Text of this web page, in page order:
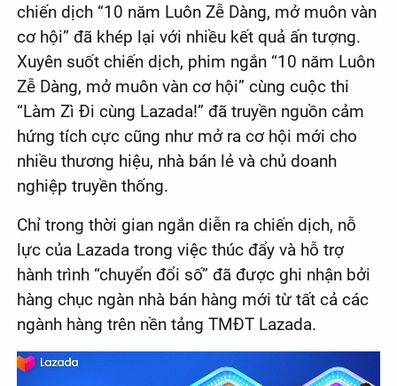
chiến dịch “10 năm Luôn Zễ Dàng, mở muôn vàn
cơ hội” đã khép lại với nhiều kết quả ấn tượng.
Xuyên suốt chiến dịch, phim ngắn “10 năm Luôn
Zễ Dàng, mở muôn vàn cơ hội” cùng cuộc thi
“Làm Zì Đi cùng Lazada!” đã truyền nguồn cảm
hứng tích cực cũng như mở ra cơ hội mới cho
nhiều thương hiệu, nhà bán lẻ và chủ doanh
nghiệp truyền thống.
Chỉ trong thời gian ngắn diễn ra chiến dịch, nỗ
lực của Lazada trong việc thúc đẩy và hỗ trợ
hành trình “chuyển đổi số” đã được ghi nhận bởi
hàng chục ngàn nhà bán hàng mới từ tất cả các
ngành hàng trên nền tảng TMĐT Lazada.